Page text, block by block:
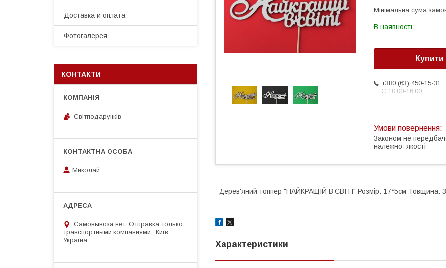
Мінімальна сума
В наявності
Купити
+380 (63) 450-15-31
С 10:00-16:00
Законом не
належної якості
Дерев'яний топпер "НАЙКРАЩІЙ В СВІТІ" Розмір: 17*5см Товщина:
Характеристики
Доставка и оплата
Фотогалерея
КОНТАКТИ
Світподарунків
Миколай
Самовывоза нет. Отправка только
транспортными компаниями., Київ,
Україна